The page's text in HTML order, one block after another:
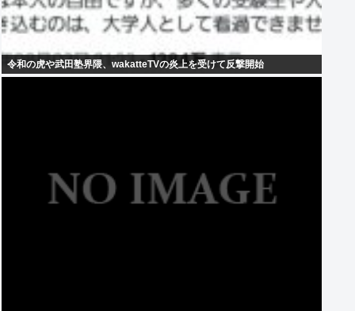
令和の虎や武田塾界隈、wakatteTVの炎上を受けて反撃開始